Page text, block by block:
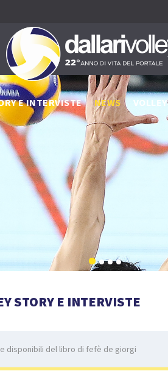
E INTERVISTE NEWS
STORY E INTERVISTE
disponibili del libro di fefè de giorgi